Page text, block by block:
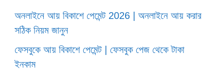
অনলাইনে আয় বিকাশে পেমেন্ট 2026 | অনলাইনে আয় করার
সঠিক নিয়ম জানুন
ফেসবুকে আয় বিকাশে পেমেন্ট | ফেসবুক পেজ থেকে টাকা
ইনকাম